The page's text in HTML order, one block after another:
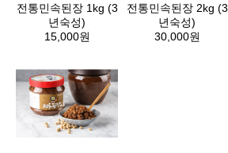
전통민속된장 1kg (3
년숙성)
15,000원
전통민속된장 2kg (3
년숙성)
30,000원